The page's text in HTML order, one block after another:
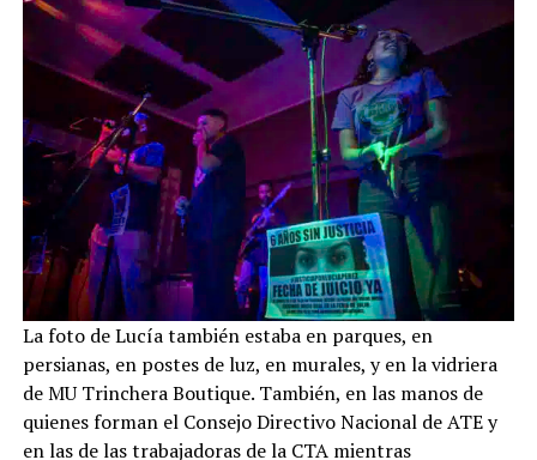
La foto de Lucía también estaba en parques, en
persianas, en postes de luz, en murales, y en la vidriera
de MU Trinchera Boutique. También, en las manos de
quienes forman el Consejo Directivo Nacional de ATE y
en las de las trabajadoras de la CTA mientras